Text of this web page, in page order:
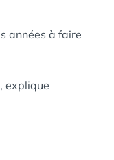
années à faire
explique